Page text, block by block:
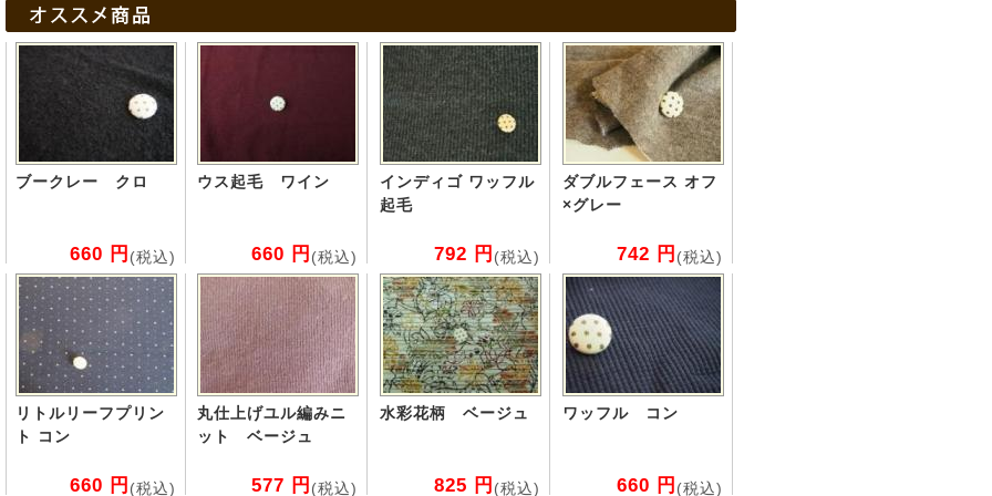
ブークレー クロ
660 円 (税込)
ウス起毛 ワイン
660 円 (税込)
インディゴ ワッフル
起毛
792 円 (税込)
ダブルフェース オフ
×グレー
742 円 (税込)
リトルリーフプリン
ト コン
660 円 (税込)
丸仕上げユル編みニ
ット ベージュ
577 円 (税込)
水彩花柄 ベージュ
825 円 (税込)
ワッフル コン
660 円 (税込)